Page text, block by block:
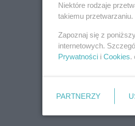
REKLAMA
Niektóre rodzaje
takiemu przetwarzaniu.
Zapoznaj się z
internetowych.
Prywatności i Cookies.
PARTNERZY